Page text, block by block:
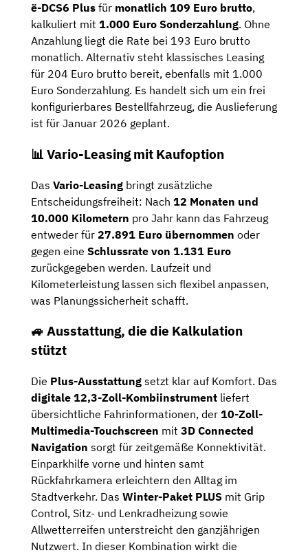
ë-DCS6 Plus für monatlich 109 Euro brutto,
kalkuliert mit 1.000 Euro Sonderzahlung. Ohne
Anzahlung liegt die Rate bei 193 Euro brutto
monatlich. Alternativ steht klassisches Leasing
für 204 Euro brutto bereit, ebenfalls mit 1.000
Euro Sonderzahlung. Es handelt sich um ein frei
konfigurierbares Bestellfahrzeug, die Auslieferung
ist für Januar 2026 geplant.
📊 Vario-Leasing mit Kaufoption
Das Vario-Leasing bringt zusätzliche
Entscheidungsfreiheit: Nach 12 Monaten und
10.000 Kilometern pro Jahr kann das Fahrzeug
entweder für 27.891 Euro übernommen oder
gegen eine Schlussrate von 1.131 Euro
zurückgegeben werden. Laufzeit und
Kilometerleistung lassen sich flexibel anpassen,
was Planungssicherheit schafft.
🚙 Ausstattung, die die Kalkulation
stützt
Die Plus-Ausstattung setzt klar auf Komfort. Das
digitale 12,3-Zoll-Kombiinstrument liefert
übersichtliche Fahrinformationen, der 10-Zoll-
Multimedia-Touchscreen mit 3D Connected
Navigation sorgt für zeitgemäße Konnektivität.
Einparkhilfe vorne und hinten samt
Rückfahrkamera erleichtern den Alltag im
Stadtverkehr. Das Winter-Paket PLUS mit Grip
Control, Sitz- und Lenkradheizung sowie
Allwetterreifen unterstreicht den ganzjährigen
Nutzwert. In dieser Kombination wirkt die